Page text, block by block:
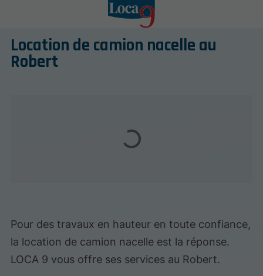
Location de camion nacelle au
Robert
Pour des travaux en hauteur en toute confiance,
la location de camion nacelle est la réponse.
LOCA 9 vous offre ses services au Robert.